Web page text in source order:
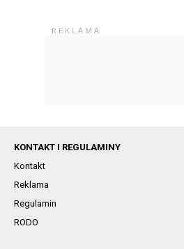
KONTAKT I REGULAMINY
Kontakt
Reklama
Regulamin
RODO